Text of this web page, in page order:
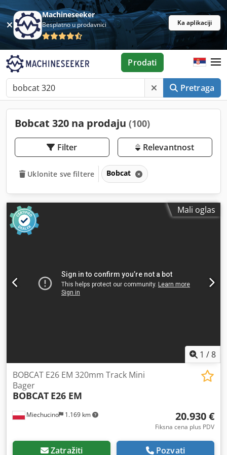
Machineseeker
Besplatno u prodavnici Ka aplikaciji
Pretraga
Prodati
Bobcat 320 na prodaju (100)
Filter Relevantnost
Uklonite sve filtere Bobcat
Mali oglas
1 /8
Miechucino 1.169 km
BOBCAT E26 EM 320mm Track Mini
Bager
BOBCAT E26 EM
20.930 €
Fiksna cena plus PDV
Zatražiti Pozvati